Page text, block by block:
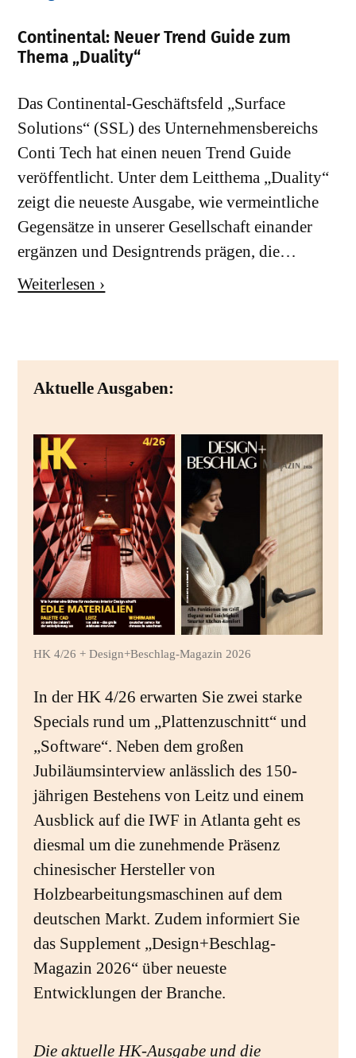
Continental: Neuer Trend Guide zum
Thema „Duality“
Das Continental-Geschäftsfeld „Surface
Solutions“ (SSL) des Unternehmensbereichs
Conti Tech hat einen neuen Trend Guide
veröffentlicht. Unter dem Leitthema „Duality“
zeigt die neueste Ausgabe, wie vermeintliche
Gegensätze in unserer Gesellschaft einander
ergänzen und Designtrends prägen, die…
Weiterlesen ›
Aktuelle Ausgaben:
HK 4/26 + Design+Beschlag-Magazin 2026
In der HK 4/26 erwarten Sie zwei starke
Specials rund um „Plattenzuschnitt“ und
„Software“. Neben dem großen
Jubiläumsinterview anlässlich des 150-
jährigen Bestehens von Leitz und einem
Ausblick auf die IWF in Atlanta geht es
diesmal um die zunehmende Präsenz
chinesischer Hersteller von
Holzbearbeitungsmaschinen auf dem
deutschen Markt. Zudem informiert Sie
das Supplement „Design+Beschlag-
Magazin 2026“ über neueste
Entwicklungen der Branche.
Die aktuelle HK-Ausgabe und die